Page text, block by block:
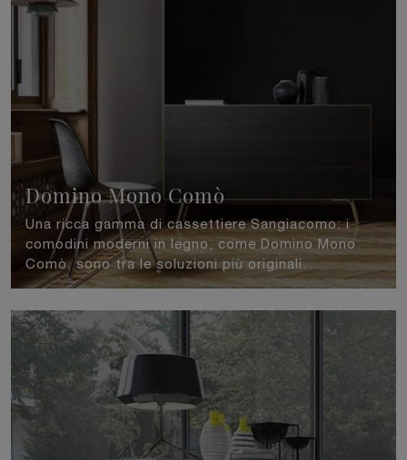
Domino Mono Comò
Una ricca gamma di cassettiere Sangiacomo: i
comodini moderni in legno, come Domino Mono
Comò, sono tra le soluzioni più originali.